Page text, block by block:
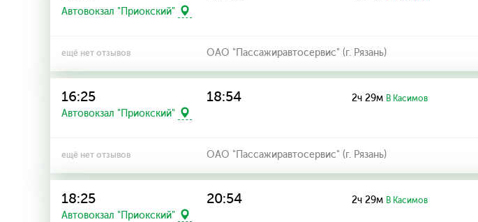
Автовокзал "Приокский"
ещё нет отзывов ОАО "Пассажиравтосервис" (г. Рязань)
16:25
Автовокзал "Приокский"
18:54 2ч 29м В Касимов
ещё нет отзывов ОАО "Пассажиравтосервис" (г. Рязань)
18:25
Автовокзал "Приокский"
20:54 2ч 29м В Касимов